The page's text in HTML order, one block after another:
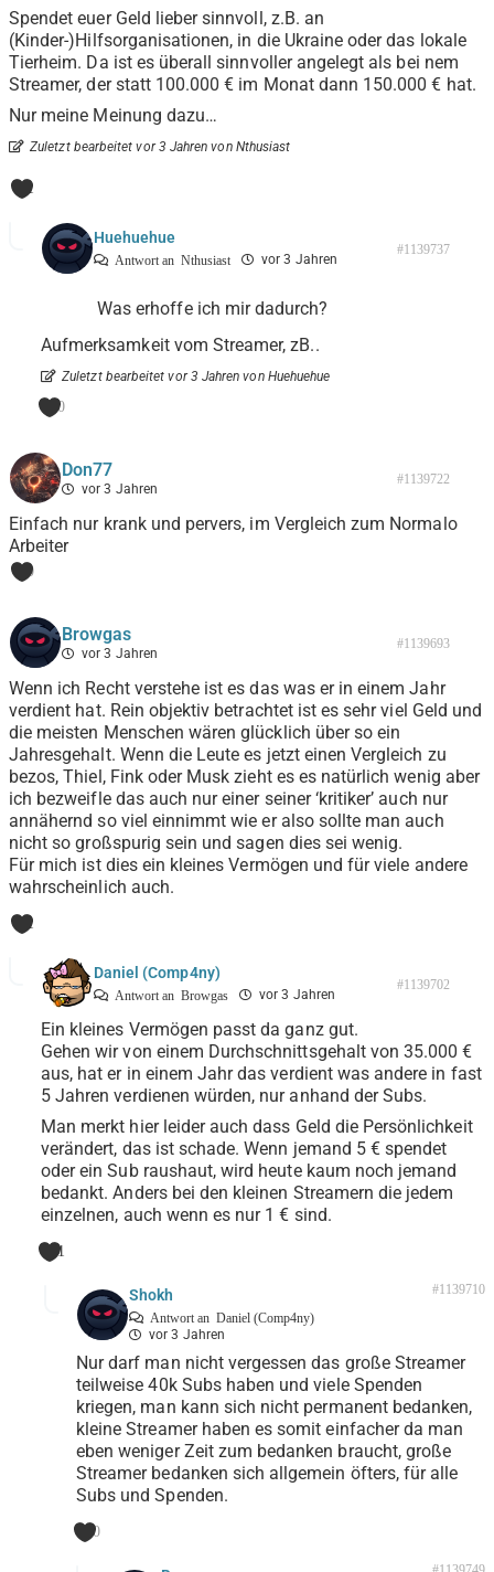
Spendet euer Geld lieber sinnvoll, z.B. an
(Kinder-)Hilfsorganisationen, in die Ukraine oder das lokale
Tierheim. Da ist es überall sinnvoller angelegt als bei nem
Streamer, der statt 100.000 € im Monat dann 150.000 € hat.
Nur meine Meinung dazu…
Zuletzt bearbeitet vor 3 Jahren von Nthusiast
1
Huehuehue
Antwort an Nthusiast vor 3 Jahren
#1139737
Was erhoffe ich mir dadurch?
Aufmerksamkeit vom Streamer, zB..
Zuletzt bearbeitet vor 3 Jahren von Huehuehue
0
Don77
vor 3 Jahren
#1139722
Einfach nur krank und pervers, im Vergleich zum Normalo
Arbeiter
0
Browgas
vor 3 Jahren
#1139693
Wenn ich Recht verstehe ist es das was er in einem Jahr
verdient hat. Rein objektiv betrachtet ist es sehr viel Geld und
die meisten Menschen wären glücklich über so ein
Jahresgehalt. Wenn die Leute es jetzt einen Vergleich zu
bezos, Thiel, Fink oder Musk zieht es es natürlich wenig aber
ich bezweifle das auch nur einer seiner ‘kritiker’ auch nur
annähernd so viel einnimmt wie er also sollte man auch
nicht so großspurig sein und sagen dies sei wenig.
Für mich ist dies ein kleines Vermögen und für viele andere
wahrscheinlich auch.
1
Daniel (Comp4ny)
Antwort an Browgas vor 3 Jahren
#1139702
Ein kleines Vermögen passt da ganz gut.
Gehen wir von einem Durchschnittsgehalt von 35.000 €
aus, hat er in einem Jahr das verdient was andere in fast
5 Jahren verdienen würden, nur anhand der Subs.
Man merkt hier leider auch dass Geld die Persönlichkeit
verändert, das ist schade. Wenn jemand 5 € spendet
oder ein Sub raushaut, wird heute kaum noch jemand
bedankt. Anders bei den kleinen Streamern die jedem
einzelnen, auch wenn es nur 1 € sind.
1
Shokh
Antwort an Daniel (Comp4ny)
vor 3 Jahren
#1139710
Nur darf man nicht vergessen das große Streamer
teilweise 40k Subs haben und viele Spenden
kriegen, man kann sich nicht permanent bedanken,
kleine Streamer haben es somit einfacher da man
eben weniger Zeit zum bedanken braucht, große
Streamer bedanken sich allgemein öfters, für alle
Subs und Spenden.
0